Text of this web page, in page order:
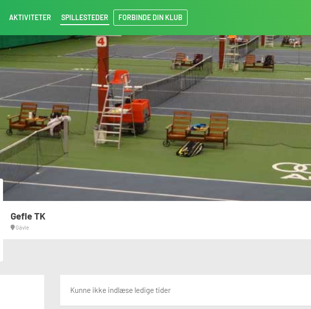
AKTIVITETER SPILLESTEDER FORBINDE DIN KLUB
Gefle TK
Gävle
Kunne ikke indlæse ledige tider